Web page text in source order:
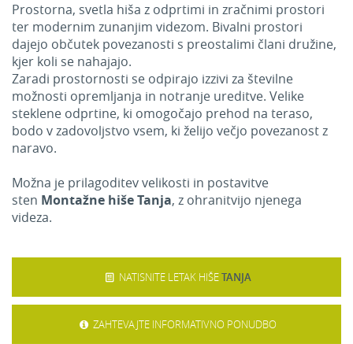
Prostorna, svetla hiša z odprtimi in zračnimi prostori
ter modernim zunanjim videzom. Bivalni prostori
dajejo občutek povezanosti s preostalimi člani družine,
kjer koli se nahajajo.
Zaradi prostornosti se odpirajo izzivi za številne
možnosti opremljanja in notranje ureditve. Velike
steklene odprtine, ki omogočajo prehod na teraso,
bodo v zadovoljstvo vsem, ki želijo večjo povezanost z
naravo.
Možna je prilagoditev velikosti in postavitve
sten Montažne hiše Tanja, z ohranitvijo njenega
videza.
NATISNITE LETAK HIŠETANJA
ZAHTEVAJTE INFORMATIVNO PONUDBO